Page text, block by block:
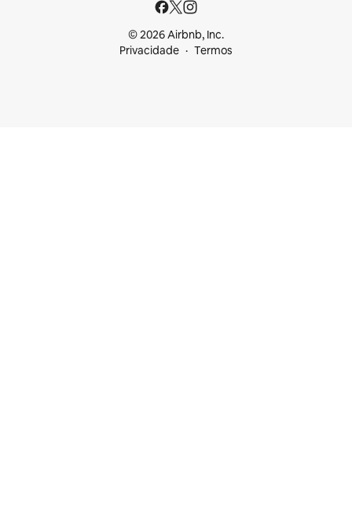
© 2026 Airbnb, Inc.
Privacidade
Termos